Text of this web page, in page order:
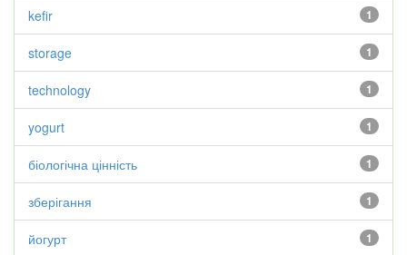
1
kefir
1
storage
1
technology
1
yogurt
1
біологічна цінність
1
зберігання
1
йогурт